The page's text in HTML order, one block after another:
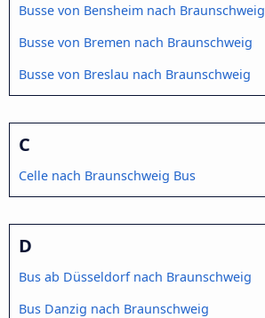
Busse von Bensheim nach Braunschweig
Busse von Bremen nach Braunschweig
Busse von Breslau nach Braunschweig
C
Celle nach Braunschweig Bus
D
Bus ab Düsseldorf nach Braunschweig
Bus Danzig nach Braunschweig